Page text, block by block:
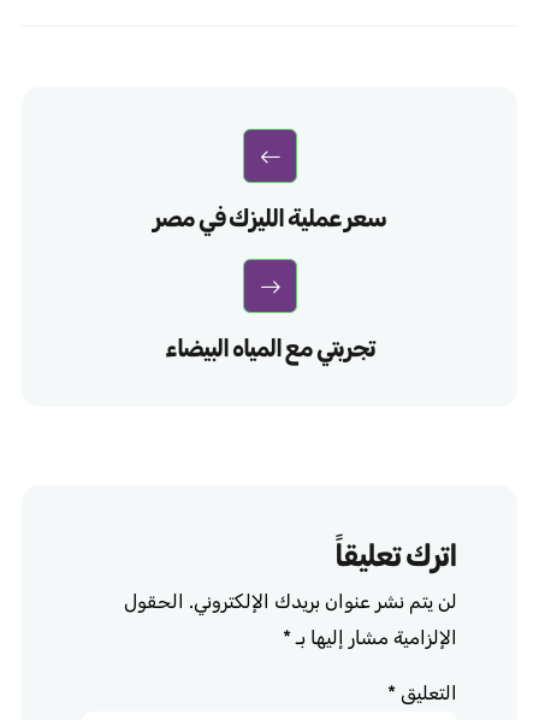
سعر عملية الليزك في مصر
تجربتي مع المياه البيضاء
اترك تعليقاً
لن يتم نشر عنوان بريدك الإلكتروني. الحقول
الإلزامية مشار إليها بـ*
التعليق *